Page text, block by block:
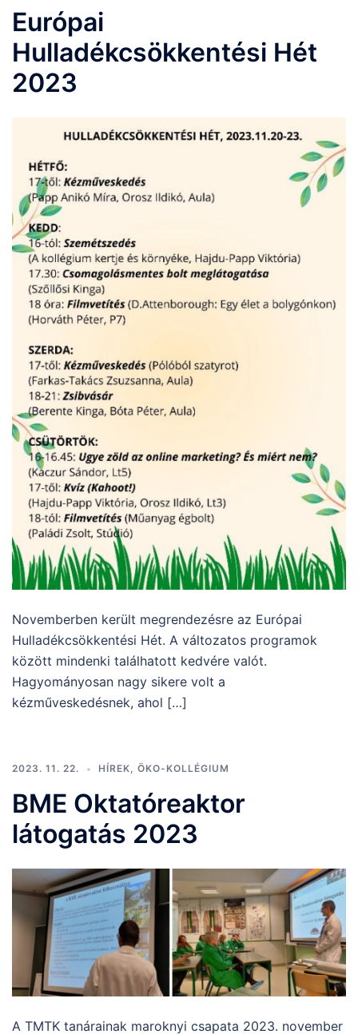
Európai
Hulladékcsökkentési Hét
2023
Novemberben került megrendezésre az Európai
Hulladékcsökkentési Hét. A változatos programok
között mindenki találhatott kedvére valót.
Hagyományosan nagy sikere volt a
kézműveskedésnek, ahol […]
2023. 11. 22. HÍREK, ÖKO-KOLLÉGIUM
BME Oktatóreaktor
látogatás 2023
A TMTK tanárainak maroknyi csapata 2023. november